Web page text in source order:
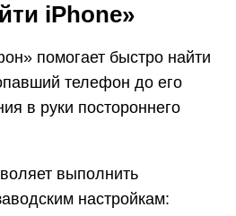
iPhone»
помогает быстро найти
телефон до его
в руки постороннего
выполнить
настройкам: